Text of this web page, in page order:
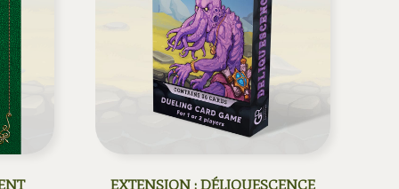
EXTENSION : DÉLIQUESCENCE